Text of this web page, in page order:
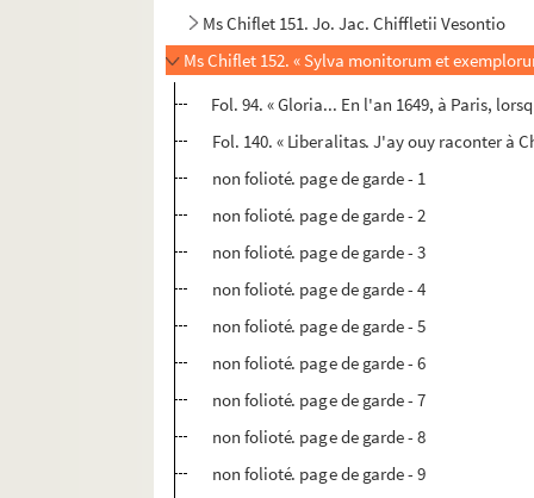
Ms Chiflet 151. Jo. Jac. Chiffletii Vesontio
Ms Chiflet 152. « Sylva monitorum et
Fol. 94. « Gloria... En l'an 1649, à Paris,
Fol. 140. « Liberalitas. J'ay ouy raconter à
non folioté. page de garde - 1
non folioté. page de garde - 2
non folioté. page de garde - 3
non folioté. page de garde - 4
non folioté. page de garde - 5
non folioté. page de garde - 6
non folioté. page de garde - 7
non folioté. page de garde - 8
non folioté. page de garde - 9